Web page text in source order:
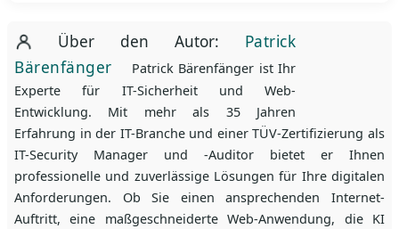
Über den Autor: Patrick
Bärenfänger
Patrick Bärenfänger ist Ihr
Experte für IT-Sicherheit und Web-
Entwicklung. Mit mehr als 35 Jahren
Erfahrung in der IT-Branche und einer TÜV-Zertifizierung als
IT-Security Manager und -Auditor bietet er Ihnen
professionelle und zuverlässige Lösungen für Ihre digitalen
Anforderungen. Ob Sie einen ansprechenden Internet-
Auftritt, eine maßgeschneiderte Web-Anwendung, die KI